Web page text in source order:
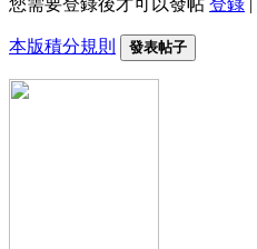
本版積分規則 發表帖子